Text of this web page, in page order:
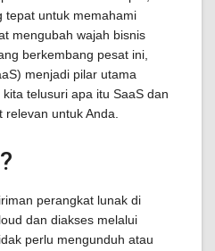
tepat untuk memahami
mengubah wajah bisnis
berkembang pesat ini,
menjadi pilar utama
telusuri apa itu SaaS dan
untuk Anda.
perangkat lunak di
dan diakses melalui
perlu mengunduh atau